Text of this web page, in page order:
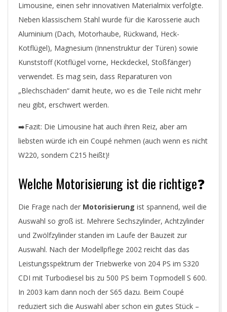
Limousine, einen sehr innovativen Materialmix verfolgte.
Neben klassischem Stahl wurde für die Karosserie auch
Aluminium (Dach, Motorhaube, Rückwand, Heck-
Kotflügel), Magnesium (Innenstruktur der Türen) sowie
Kunststoff (Kotflügel vorne, Heckdeckel, Stoßfänger)
verwendet. Es mag sein, dass Reparaturen von
„Blechschäden“ damit heute, wo es die Teile nicht mehr
neu gibt, erschwert werden.
➡️Fazit: Die Limousine hat auch ihren Reiz, aber am
liebsten würde ich ein Coupé nehmen (auch wenn es nicht
W220, sondern C215 heißt)!
Welche Motorisierung ist die richtige❓
Die Frage nach der Motorisierung ist spannend, weil die
Auswahl so groß ist. Mehrere Sechszylinder, Achtzylinder
und Zwölfzylinder standen im Laufe der Bauzeit zur
Auswahl. Nach der Modellpflege 2002 reicht das das
Leistungsspektrum der Triebwerke von 204 PS im S320
CDI mit Turbodiesel bis zu 500 PS beim Topmodell S 600.
In 2003 kam dann noch der S65 dazu. Beim Coupé
reduziert sich die Auswahl aber schon ein gutes Stück –